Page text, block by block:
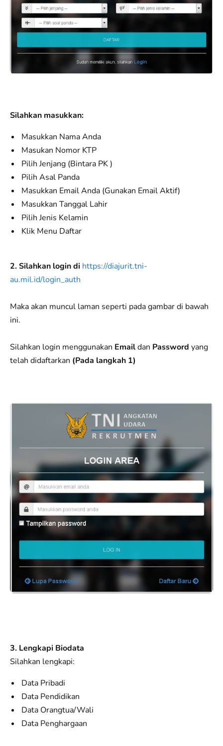
Silahkan masukkan:
Masukkan Nama Anda
Masukan Nomor KTP
Pilih Jenjang (Bintara PK )
Pilih Asal Panda
Masukkan Email Anda (Gunakan Email Aktif)
Masukkan Tanggal Lahir
Pilih Jenis Kelamin
Klik Menu Daftar
2. Silahkan login di https://diajurit.tni-
au.mil.id/login_auth
Maka akan muncul laman seperti pada gambar di bawah
ini.
Silahkan login menggunakan Emaildan Password yang
telah didaftarkan (Pada langkah 1)
3. Lengkapi Biodata
Silahkan lengkapi:
Data Pribadi
Data Pendidikan
Data Orangtua/Wali
Data Penghargaan